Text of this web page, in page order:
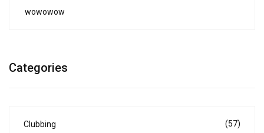
wowowow
Categories
Clubbing (57)